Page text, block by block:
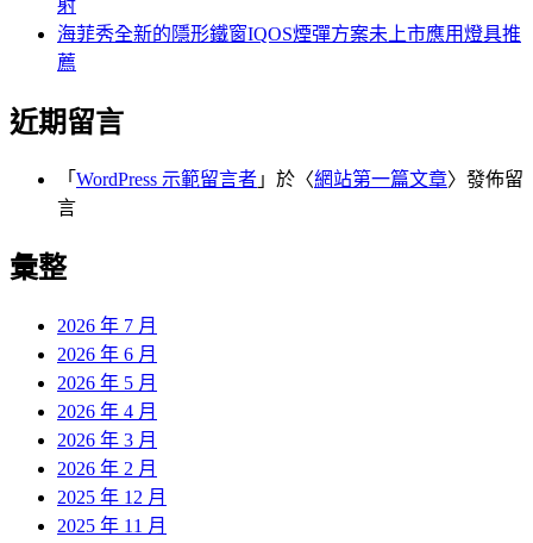
射
海菲秀全新的隱形鐵窗IQOS煙彈方案未上市應用燈具推
薦
近期留言
「 WordPress 示範留言者 」於〈網站第一篇文章〉發佈留
言
彙整
2026 年 7 月
2026 年 6 月
2026 年 5 月
2026 年 4 月
2026 年 3 月
2026 年 2 月
2025 年 12 月
2025 年 11 月